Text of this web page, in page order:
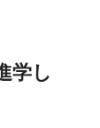
学し